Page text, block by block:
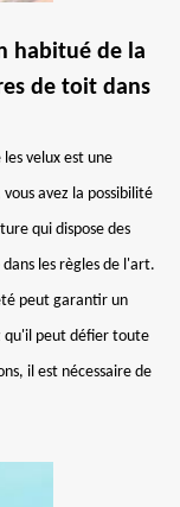
habitué de la
de toit dans
velux est une
avez la possibilité
qui dispose des
les règles de l'art.
peut garantir un
qu'il peut défier toute
il est nécessaire de